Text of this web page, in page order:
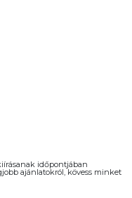
időpontjában
ajánlatokról, kövess minket